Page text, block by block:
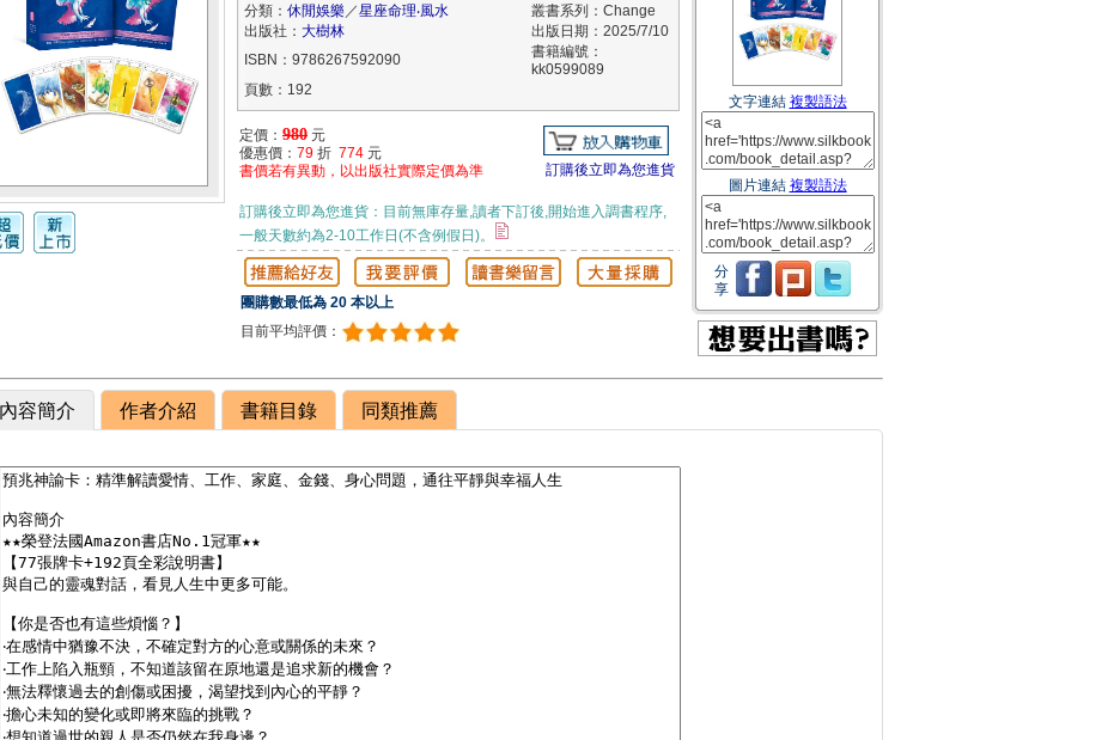
分類： 休閒娛樂／星座命理‧風水
叢書系列：Change
出版社： 大樹林
出版日期：2025/7/10
ISBN：9786267592090
書籍編號：
kk0599089
頁數：192
定價： 980 元
優惠價： 79 折 774 元
書價若有異動，以出版社實際定價為準
訂購後立即為您進貨
訂購後立即為您進貨：目前無庫存量,讀者下訂後,開始進入調書程序,
一般天數約為2-10工作日(不含例假日)。
團購數最低為 20 本以上
目前平均評價：
文字連結 複製語法
圖片連結 複製語法
分
享
內容簡介 作者介紹 書籍目錄 同類推薦